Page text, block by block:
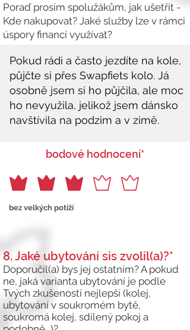
Poraď prosím spolužákům, jak ušetřit -
Kde nakupovat? Jaké služby lze v rámci
úspory financí využívat?
bodové hodnocení*
bez velkých potíží
8. Jaké ubytování sis zvolil(a)?*
Doporučil(a) bys jej ostatním? A pokud
ne, jaká varianta ubytování je podle
Tvých zkušeností nejlepší (kolej,
ubytování v soukromém bytě,
soukromá kolej, sdílený pokoj a